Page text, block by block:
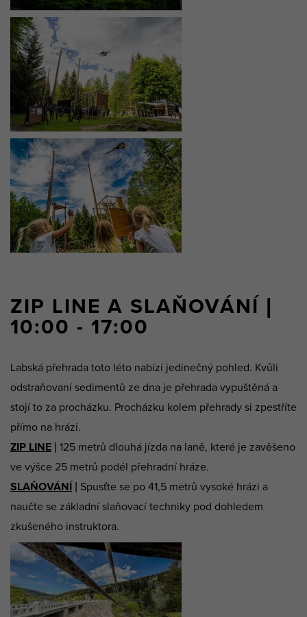
ZIP LINE A SLAŇOVÁNÍ |
10:00 - 17:00
Labská přehrada toto léto nabízí jedinečný pohled. Kvůli
odstraňovaní sedimentů ze dna je přehrada vypuštěná a
stojí to za procházku. Procházku kolem přehrady si zpestříte
přímo na hrázi.
ZIP LINE | 125 metrů dlouhá jízda na laně, které je zavěšeno
ve výšce 25 metrů podél přehradní hráze.
SLAŇOVÁNÍ | Spusťte se po 41,5 metrů vysoké hrázi a
naučte se základní slaňovací techniky pod dohledem
zkušeného instruktora.